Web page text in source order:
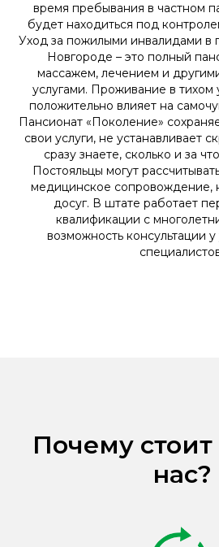
время пребывания в частном
будет находиться под
Уход за пожилыми инвалидами в
Новгороде – это полный
массажем, лечением и
услугами. Проживание в
положительно влияет на
Пансионат «Поколение»
свои услуги, не устанавливает
сразу знаете, сколько и за
Постояльцы могут
медицинское сопровождение,
досуг. В штате работает
квалификации с
возможность консультации
Почему
нас?